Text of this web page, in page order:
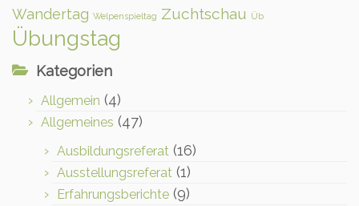
Wandertag Welpenspieltag Zuchtschau Üb
Übungstag
Kategorien
Allgemein (4)
Allgemeines (47)
Ausbildungsreferat (16)
Ausstellungsreferat (1)
Erfahrungsberichte (9)